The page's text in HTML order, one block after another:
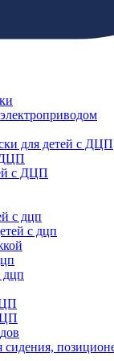
для детей с ДЦП
ДЦП
с ДЦП
с дцп
с дцп
дцп
сидения,